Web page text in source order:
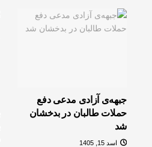
جبهه‌ی آزادی مدعی دفع
حملات طالبان در بدخشان
شد
اسد 15, 1405